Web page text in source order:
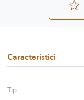
Caracteristici
Tip: